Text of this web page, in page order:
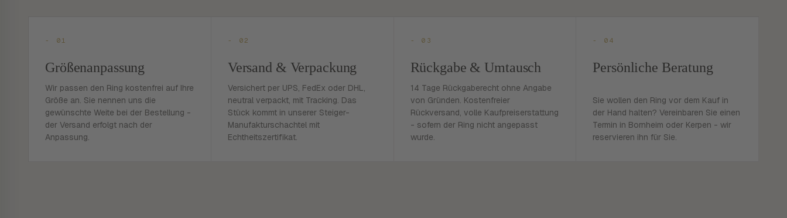
- 01
Größenanpassung
Wir passen den Ring kostenfrei auf Ihre
Größe an. Sie nennen uns die
gewünschte Weite bei der Bestellung -
der Versand erfolgt nach der
Anpassung.
- 02
Versand & Verpackung
Versichert per UPS, FedEx oder DHL,
neutral verpackt, mit Tracking. Das
Stück kommt in unserer Steiger-
Manufakturschachtel mit
Echtheitszertifikat.
- 03
Rückgabe & Umtausch
14 Tage Rückgaberecht ohne Angabe
von Gründen. Kostenfreier
Rückversand, volle Kaufpreiserstattung
- sofern der Ring nicht angepasst
wurde.
- 04
Persönliche Beratung
Sie wollen den Ring vor dem Kauf in
der Hand halten? Vereinbaren Sie einen
Termin in Bornheim oder Kerpen - wir
reservieren ihn für Sie.